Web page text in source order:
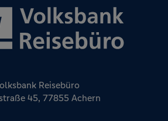
Reisebüro
45, 77855 Achern